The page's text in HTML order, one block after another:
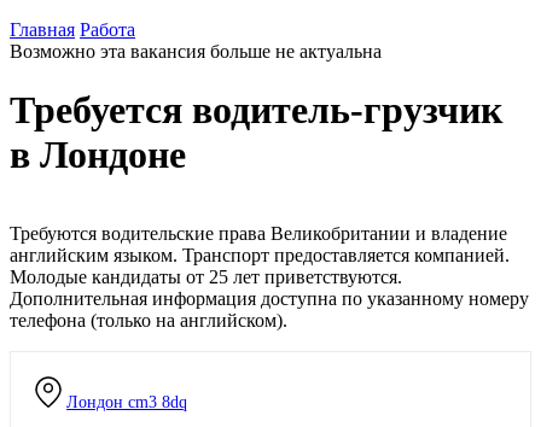
Главная Работа
Возможно эта вакансия больше не актуальна
Требуется водитель-грузчик
в Лондоне
Лондон cm3 8dq
Требуются водительские права Великобритании и владение
английским языком. Транспорт предоставляется компанией.
Молодые кандидаты от 25 лет приветствуются.
Дополнительная информация доступна по указанному номеру
телефона (только на английском).